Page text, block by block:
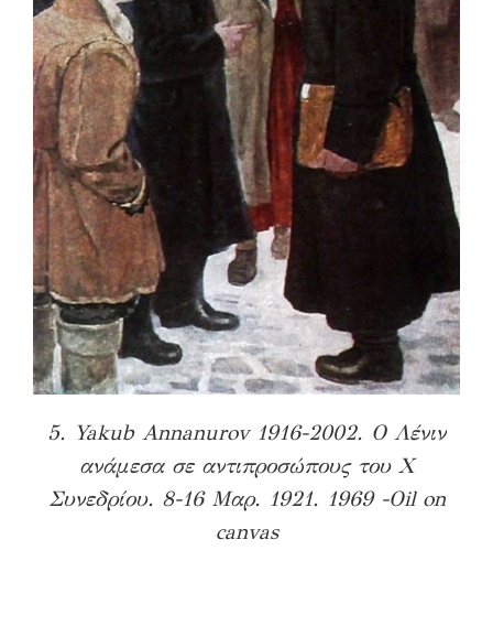
5. Yakub Annanurov 1916-2002. Ο Λένιν
ανάμεσα σε αντιπροσώπους του Χ
Συνεδρίου. 8-16 Μαρ. 1921. 1969 -Oil on
canvas